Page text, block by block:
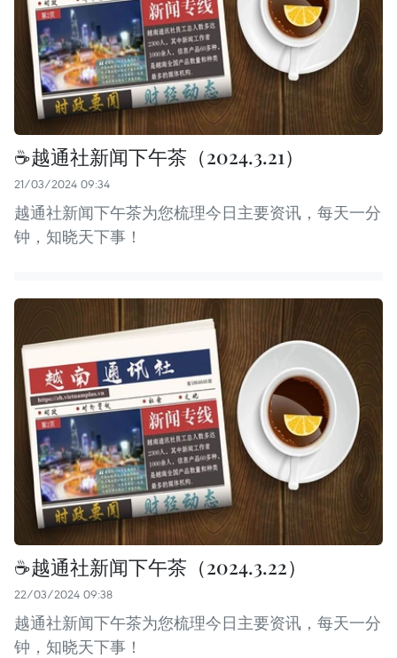
☕️越通社新闻下午茶（2024.3.21）
21/03/2024 09:34
越通社新闻下午茶为您梳理今日主要资讯，每天一分
钟，知晓天下事！
☕️越通社新闻下午茶（2024.3.22）
22/03/2024 09:38
越通社新闻下午茶为您梳理今日主要资讯，每天一分
钟，知晓天下事！